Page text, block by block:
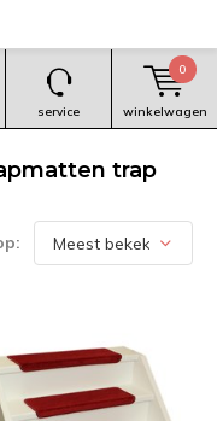
service winkelwagen
0
trap